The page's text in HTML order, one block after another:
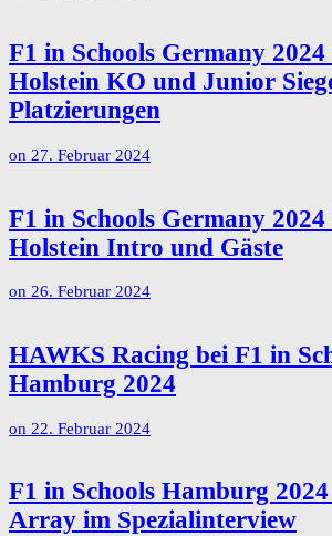
F1 in Schools Germany 2024
Holstein KO und Junior
Platzierungen
on 27. Februar 2024
F1 in Schools Germany 2024
Holstein Intro und Gäste
on 26. Februar 2024
HAWKS Racing bei F1 in
Hamburg 2024
on 22. Februar 2024
F1 in Schools Hamburg
Array im Spezialinterview